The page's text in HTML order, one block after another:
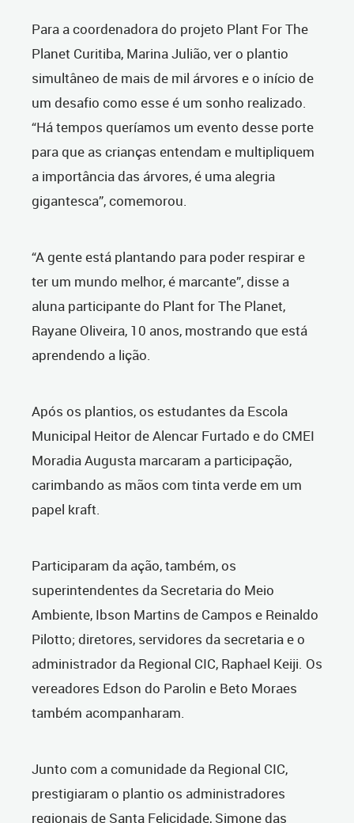
Para a coordenadora do projeto Plant For The
Planet Curitiba, Marina Julião, ver o plantio
simultâneo de mais de mil árvores e o início de
um desafio como esse é um sonho realizado.
“Há tempos queríamos um evento desse porte
para que as crianças entendam e multipliquem
a importância das árvores, é uma alegria
gigantesca”, comemorou.
“A gente está plantando para poder respirar e
ter um mundo melhor, é marcante”, disse a
aluna participante do Plant for The Planet,
Rayane Oliveira, 10 anos, mostrando que está
aprendendo a lição.
Após os plantios, os estudantes da Escola
Municipal Heitor de Alencar Furtado e do CMEI
Moradia Augusta marcaram a participação,
carimbando as mãos com tinta verde em um
papel kraft.
Participaram da ação, também, os
superintendentes da Secretaria do Meio
Ambiente, Ibson Martins de Campos e Reinaldo
Pilotto; diretores, servidores da secretaria e o
administrador da Regional CIC, Raphael Keiji. Os
vereadores Edson do Parolin e Beto Moraes
também acompanharam.
Junto com a comunidade da Regional CIC,
prestigiaram o plantio os administradores
regionais de Santa Felicidade, Simone das